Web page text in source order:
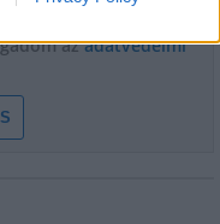
azadatvédelmi